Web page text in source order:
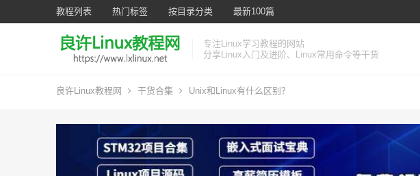
教程列表 热门标签 按目录分类 最新100篇
专注Linux学习教程的网站
分享Linux入门及进阶、Linux常用命令等干货
良许Linux教程网 干货合集 Unix和Linux有什么区别？